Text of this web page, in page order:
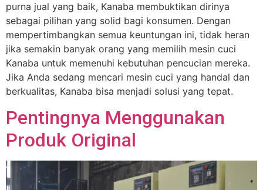
purna jual yang baik, Kanaba membuktikan dirinya
sebagai pilihan yang solid bagi konsumen. Dengan
mempertimbangkan semua keuntungan ini, tidak heran
jika semakin banyak orang yang memilih mesin cuci
Kanaba untuk memenuhi kebutuhan pencucian mereka.
Jika Anda sedang mencari mesin cuci yang handal dan
berkualitas, Kanaba bisa menjadi solusi yang tepat.
Pentingnya Menggunakan
Produk Original